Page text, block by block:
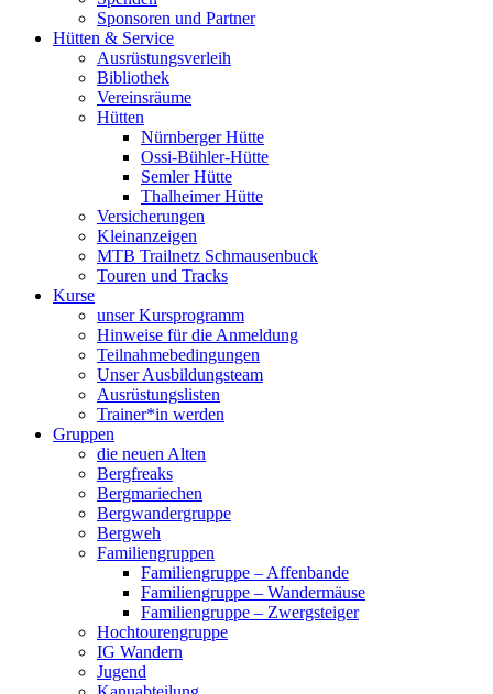
Sponsoren und Partner
Hütten & Service
Ausrüstungsverleih
Bibliothek
Vereinsräume
Hütten
Nürnberger Hütte
Ossi-Bühler-Hütte
Semler Hütte
Thalheimer Hütte
Versicherungen
Kleinanzeigen
MTB Trailnetz Schmausenbuck
Touren und Tracks
Kurse
unser Kursprogramm
Hinweise für die Anmeldung
Teilnahmebedingungen
Unser Ausbildungsteam
Ausrüstungslisten
Trainer*in werden
Gruppen
die neuen Alten
Bergfreaks
Bergmariechen
Bergwandergruppe
Bergweh
Familiengruppen
Familiengruppe – Affenbande
Familiengruppe – Wandermäuse
Familiengruppe – Zwergsteiger
Hochtourengruppe
IG Wandern
Jugend